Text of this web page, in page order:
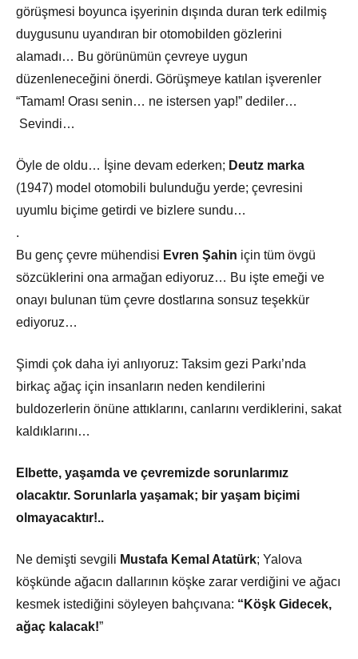
görüşmesi boyunca işyerinin dışında duran terk edilmiş
duygusunu uyandıran bir otomobilden gözlerini
alamadı… Bu görünümün çevreye uygun
düzenleneceğini önerdi. Görüşmeye katılan işverenler
“Tamam! Orası senin… ne istersen yap!” dediler…
Sevindi…
Öyle de oldu… İşine devam ederken; Deutz marka
(1947) model otomobili bulunduğu yerde; çevresini
uyumlu biçime getirdi ve bizlere sundu…
.
Bu genç çevre mühendisi Evren Şahin için tüm övgü
sözcüklerini ona armağan ediyoruz… Bu işte emeği ve
onayı bulunan tüm çevre dostlarına sonsuz teşekkür
ediyoruz…
Şimdi çok daha iyi anlıyoruz: Taksim gezi Parkı’nda
birkaç ağaç için insanların neden kendilerini
buldozerlerin önüne attıklarını, canlarını verdiklerini, sakat
kaldıklarını…
Elbette, yaşamda ve çevremizde sorunlarımız
olacaktır. Sorunlarla yaşamak; bir yaşam biçimi
olmayacaktır!..
Ne demişti sevgili Mustafa Kemal Atatürk; Yalova
köşkünde ağacın dallarının köşke zarar verdiğini ve ağacı
kesmek istediğini söyleyen bahçıvana: “Köşk Gidecek,
ağaç kalacak!”